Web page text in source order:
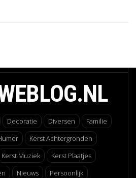
Decoratie Diversen
Familie
Kerst Achtergronden
Kerst Muziek
Kerst Plaatjes
Nieuws
Persoonlijk